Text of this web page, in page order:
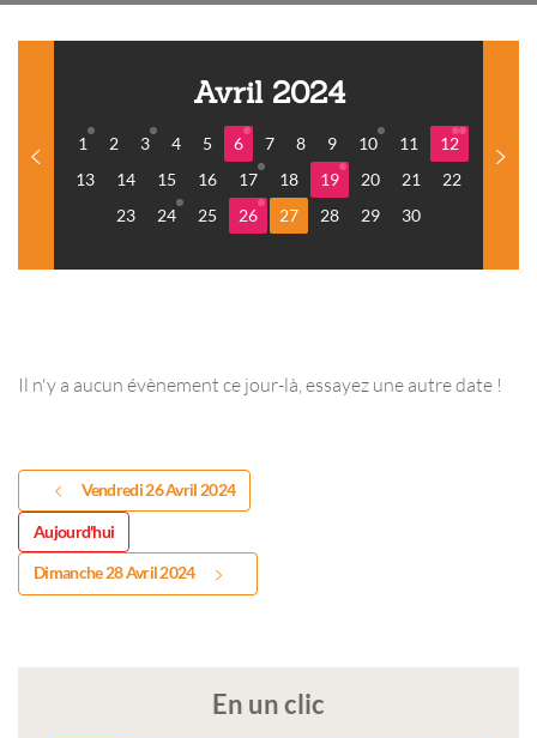
Avril 2024
1 2 3 4 5 6 7 8 9 10 11
12
13
14 15 16 17 18 19 20 21
22
23
24 25 26 27 28 29 30
Il n'y a aucun évènement ce jour-là, essayez une autre date !
Vendredi 26 Avril 2024
Aujourd'hui
Dimanche 28 Avril 2024
En un clic